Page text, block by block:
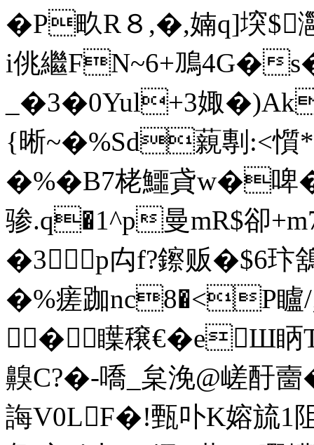
�P畂R８,�,婻q]堗
i佻繼FN~6+鳭4G�
_�3�0Yul+3娵
{晰~�%Sd藽剸:<懫
�%�B7栳鱷貣w�
骖.q�1^p曼mR$卻
�3 p禸 f?鑔贩�$6玣
�%瘥跏nc8�<P矑/
�瞸穣€�eШ眪
齅C?�-嘺_枲浼@嵯酑夁
誨V0LF�!甄卟K嫆旈